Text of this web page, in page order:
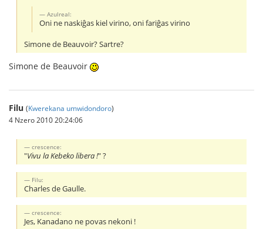
Azulreal:
Oni ne naskiĝas kiel virino, oni fariĝas virino
Simone de Beauvoir? Sartre?
Simone de Beauvoir
Filu (Kwerekana umwidondoro)
4 Nzero 2010 20:24:06
crescence:
"Vivu la Kebeko libera !" ?
Filu:
Charles de Gaulle.
crescence:
Jes, Kanadano ne povas nekoni !